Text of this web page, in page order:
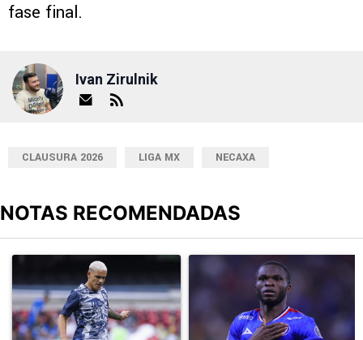
fase final.
Ivan Zirulnik
CLAUSURA 2026 LIGA MX NECAXA
NOTAS RECOMENDADAS
Un artículo de tendencia con el título "Revelan un detalle clave
Un artículo de tendencia con